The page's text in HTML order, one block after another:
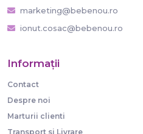
marketing@bebenou.ro
ionut.cosac@bebenou.ro
Informaţii
Contact
Despre noi
Marturii clienti
Transport si Livrare